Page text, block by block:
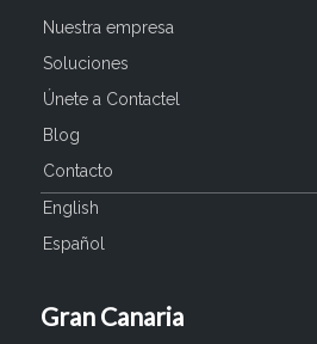
Nuestra empresa
Soluciones
Únete a Contactel
Blog
Contacto
English
Español
Gran Canaria